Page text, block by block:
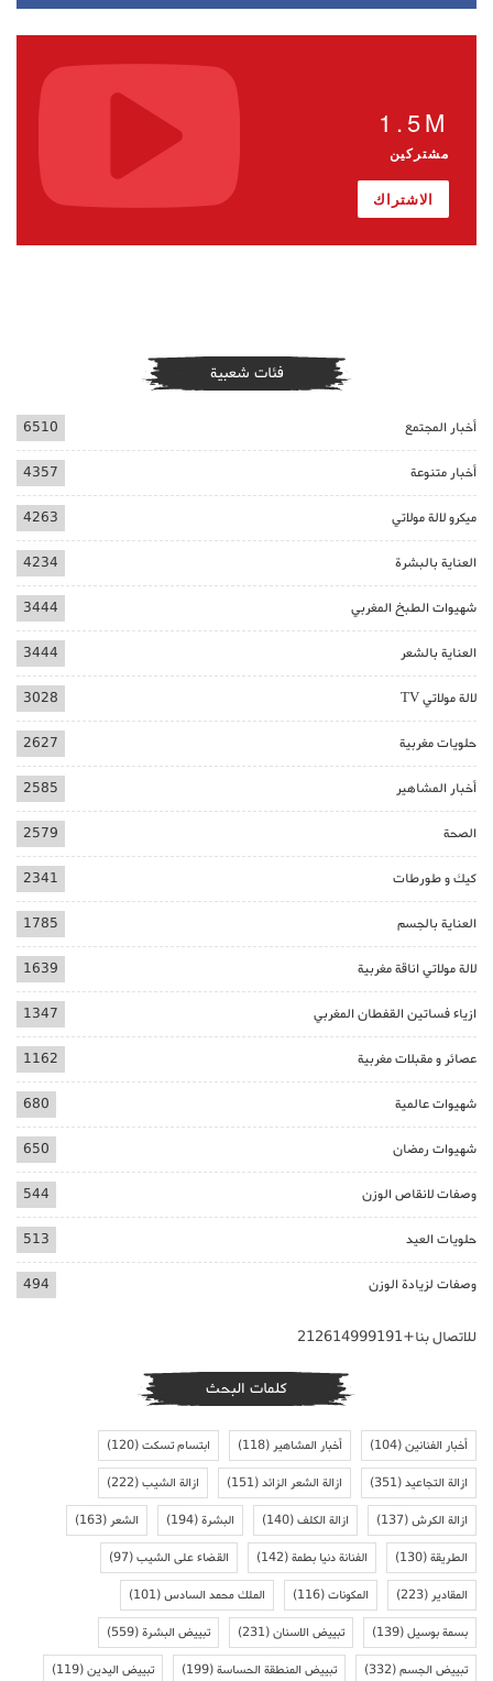
1.5M
مشتركين
الاشتراك
فئات شعبية
أخبار المجتمع 6510
أخبار متنوعة 4357
ميكرو لالة مولاتي 4263
العناية بالبشرة 4234
شهيوات الطبخ المغربي 3444
العناية بالشعر 3444
لالة مولاتي TV 3028
حلويات مغربية 2627
أخبار المشاهير 2585
الصحة 2579
كيك و طورطات 2341
العناية بالجسم 1785
لالة مولاتي اناقة مغربية 1639
ازياء فساتين القفطان المغربي 1347
عصائر و مقبلات مغربية 1162
شهيوات عالمية 680
شهيوات رمضان 650
وصفات لانقاص الوزن 544
حلويات العيد 513
وصفات لزيادة الوزن 494
للاتصال بنا+212614999191
كلمات البحث
أخبار الفنانين(104) أخبار المشاهير(118) ابتسام تسكت(120)
ازالة التجاعيد(351) ازالة الشعر الزائد(151) ازالة الشيب(222)
ازالة الكرش(137) ازالة الكلف(140) البشرة(194) الشعر(163)
الطريقة(130) الفنانة دنيا بطمة(142) القضاء على الشيب(97)
المقادير(223) المكونات(116) الملك محمد السادس(101)
بسمة بوسيل(139) تبييض الاسنان(231) تبييض البشرة(559)
تبييض الجسم(332) تبييض المنطقة الحساسة(199) تبييض اليدين(119)